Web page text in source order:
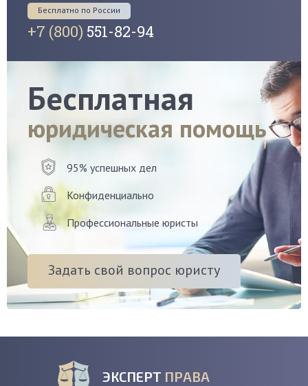
Бесплатно по России
+7 (800) 551-82-94
Бесплатная
юридическая помощь
95% успешных дел
Конфиденциально
Профессиональные юристы
Задать свой вопрос юристу
ЭКСПЕРТ ПРАВА